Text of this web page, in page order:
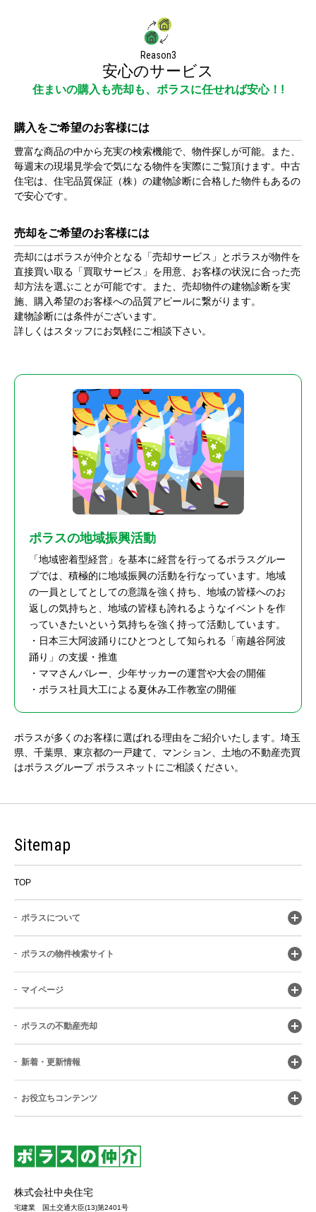
Reason3
安心のサービス
住まいの購入も売却も、ポラスに任せれば安心！!
購入をご希望のお客様には
豊富な商品の中から充実の検索機能で、物件探しが可能。また、
毎週末の現場見学会で気になる物件を実際にご覧頂けます。中古
住宅は、住宅品質保証（株）の建物診断に合格した物件もあるの
で安心です。
売却をご希望のお客様には
売却にはポラスが仲介となる「売却サービス」とポラスが物件を
直接買い取る「買取サービス」を用意、お客様の状況に合った売
却方法を選ぶことが可能です。また、売却物件の建物診断を実
施、購入希望のお客様への品質アピールに繋がります。
建物診断には条件がございます。
詳しくはスタッフにお気軽にご相談下さい。
ポラスの地域振興活動
「地域密着型経営」を基本に経営を行ってるポラスグルー
プでは、積極的に地域振興の活動を行なっています。地域
の一員としてとしての意識を強く持ち、地域の皆様へのお
返しの気持ちと、地域の皆様も誇れるようなイベントを作
っていきたいという気持ちを強く持って活動しています。
・日本三大阿波踊りにひとつとして知られる「南越谷阿波
踊り」の支援・推進
・ママさんバレー、少年サッカーの運営や大会の開催
・ポラス社員大工による夏休み工作教室の開催
ポラスが多くのお客様に選ばれる理由をご紹介いたします。埼玉
県、千葉県、東京都の一戸建て、マンション、土地の不動産売買
はポラスグループ ポラスネットにご相談ください。
Sitemap
TOP
ポラスについて
ポラスの物件検索サイト
マイページ
ポラスの不動産売却
新着・更新情報
お役立ちコンテンツ
株式会社中央住宅
宅建業 国土交通大臣(13)第2401号